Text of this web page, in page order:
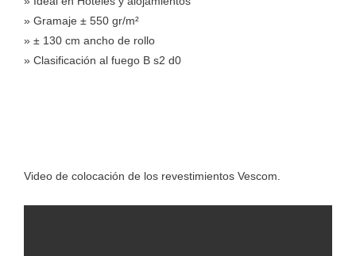
» Gramaje ± 550 gr/m²
» ± 130 cm ancho de rollo
» Clasificación al fuego B s2 d0
Video de colocación de los revestimientos Vescom.